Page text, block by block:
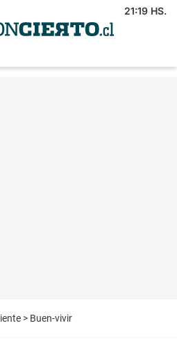
21:19 HS.
> Buen-vivir